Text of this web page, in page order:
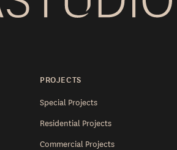
PROJECTS
Special Projects
Residential Projects
Commercial Projects